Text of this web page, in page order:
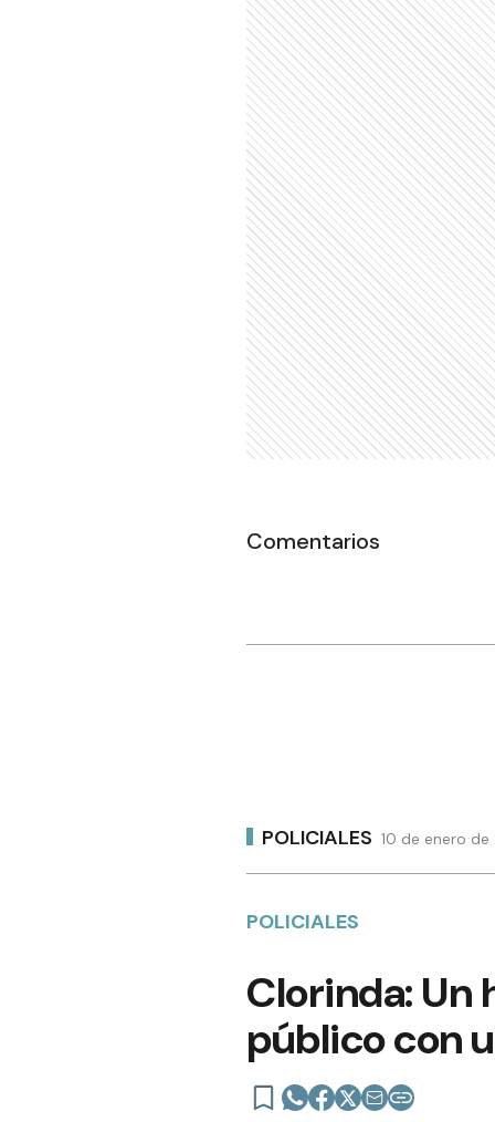
Comentarios
POLICIALES 10 de enero
POLICIALES
Clorinda: Un
público con